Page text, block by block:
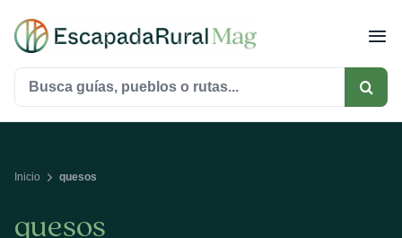
contenido
Buscar:
Inicio quesos
quesos